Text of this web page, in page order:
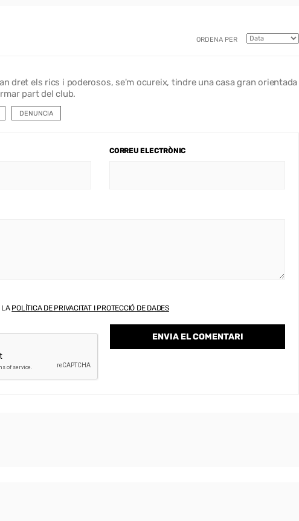
ORDENA PER
dret els rics i poderosos, se'm ocureix, tindre una casa gran orientada
part del club.
DENUNCIA
CORREU ELECTRÒNIC
LA POLÍTICA DE PRIVACITAT I PROTECCIÓ DE DADES